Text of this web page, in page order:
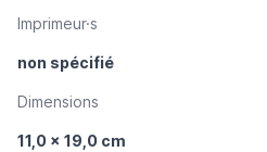
Imprimeur·s
non spécifié
Dimensions
11,0 x 19,0 cm